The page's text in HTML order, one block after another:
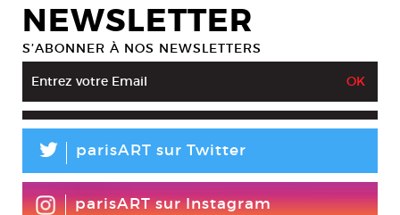
NEWSLETTER
S’ABONNER À NOS NEWSLETTERS
L parisART sur Twitter
parisART sur Instagram